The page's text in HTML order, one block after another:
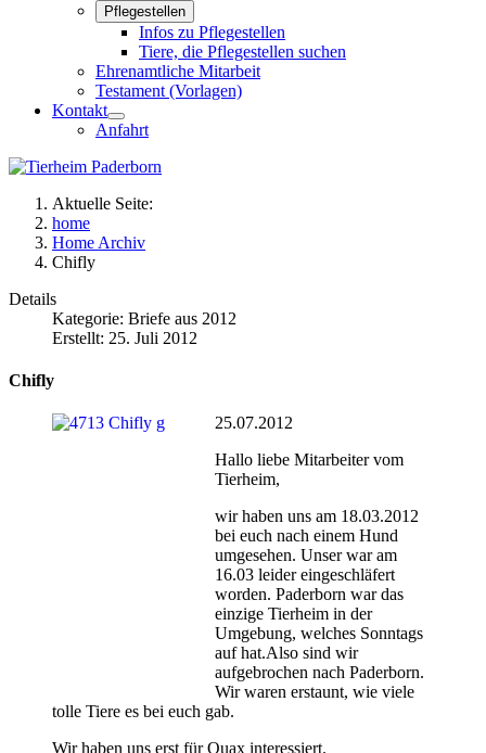
Pflegestellen
Infos zu Pflegestellen
Tiere, die Pflegestellen suchen
Ehrenamtliche Mitarbeit
Testament (Vorlagen)
Kontakt
Anfahrt
Aktuelle Seite:
home
Home Archiv
Chifly
Details
Kategorie: Briefe aus 2012
Erstellt: 25. Juli 2012
Chifly
25.07.2012
Hallo liebe Mitarbeiter vom
Tierheim,
wir haben uns am 18.03.2012
bei euch nach einem Hund
umgesehen. Unser war am
16.03 leider eingeschläfert
worden. Paderborn war das
einzige Tierheim in der
Umgebung, welches Sonntags
auf hat.Also sind wir
aufgebrochen nach Paderborn.
Wir waren erstaunt, wie viele
tolle Tiere es bei euch gab.
Wir haben uns erst für Quax interessiert.